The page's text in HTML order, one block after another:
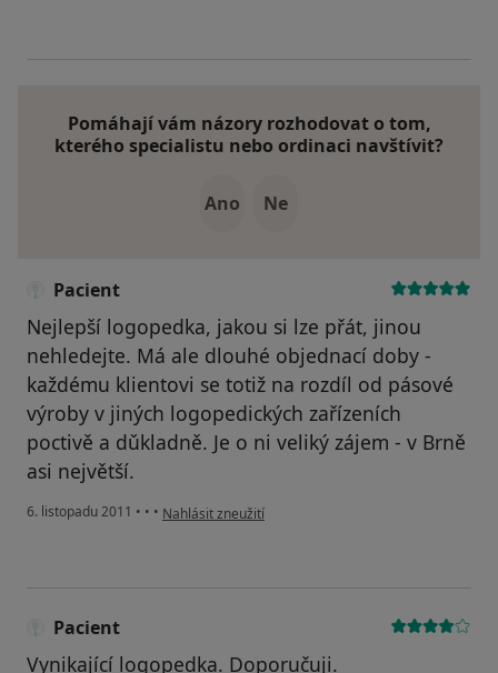
Pomáhají vám názory rozhodovat o tom,
kterého specialistu nebo ordinaci navštívit?
Ano Ne
Pacient
Nejlepší logopedka, jakou si lze přát, jinou
nehledejte. Má ale dlouhé objednací doby -
každému klientovi se totiž na rozdíl od pásové
výroby v jiných logopedických zařízeních
poctivě a dǔkladně. Je o ni veliký zájem - v Brně
asi největší.
6. listopadu 2011 • • • podle názoru uživatele Pacient
Nahlásit zneužití
Pacient
Vynikající logopedka. Doporučuji.